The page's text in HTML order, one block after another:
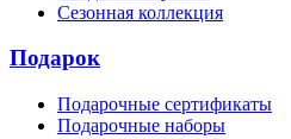
Сезонная коллекция
Подарок
Подарочные сертификаты
Подарочные наборы